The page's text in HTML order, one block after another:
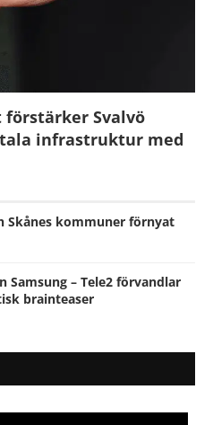
förstärker Svalvö
infrastruktur med
Skånes kommuner förnyat
Samsung – Tele2 förvandlar
brainteaser